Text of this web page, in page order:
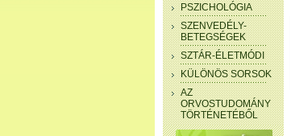
PSZICHOLÓGIA
SZENVEDÉLY-
BETEGSÉGEK
SZTÁR-ÉLETMÓDI
KÜLÖNÖS SORSOK
AZ
ORVOSTUDOMÁNY
TÖRTÉNETÉBŐL